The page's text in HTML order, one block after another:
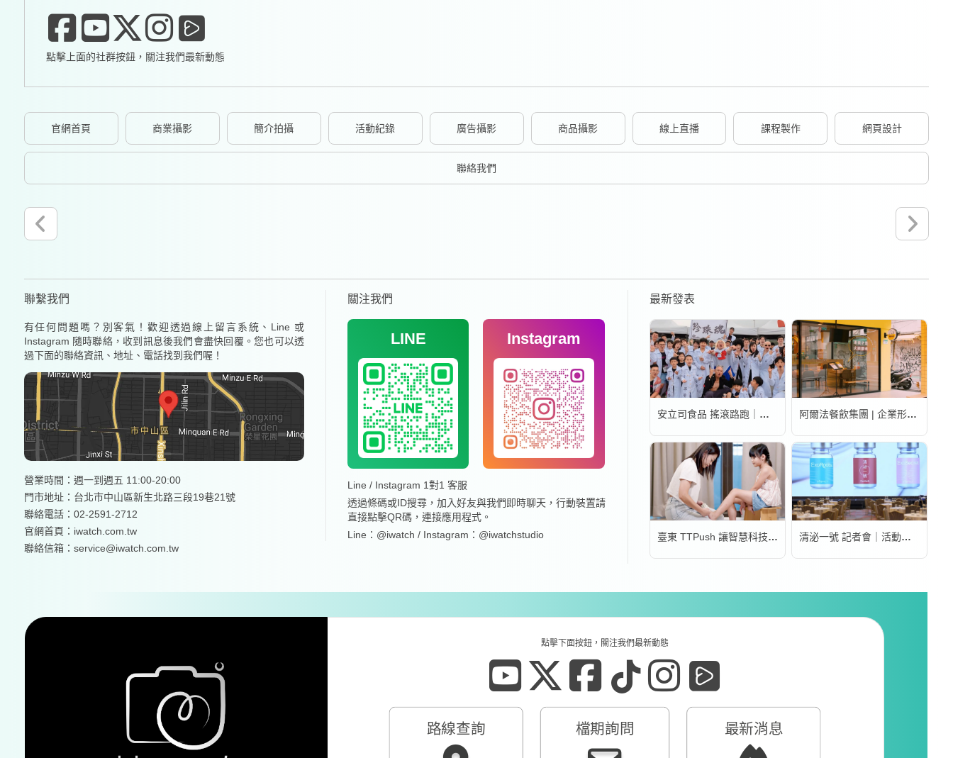
點擊上面的社群按鈕，關注我們最新動態
官網首頁 商業攝影 簡介拍攝 活動紀錄 廣告攝影 商品攝影 線上直播 課程製作 網頁設計
聯絡我們
聯繫我們
有任何問題嗎？別客氣！歡迎透過線上留言系統、Line 或
Instagram 隨時聯絡，收到訊息後我們會盡快回覆。您也可以透
過下面的聯絡資訊、地址、電話找到我們喔！
營業時間：週一到週五 11:00-20:00
門市地址：台北市中山區新生北路三段19巷21號
聯絡電話：02-2591-2712
官網首頁： iwatch.com.tw
聯絡信箱：service@iwatch.com.tw
關注我們
LINE Instagram
Line / Instagram 1對1 客服
透過條碼或ID搜尋，加入好友與我們即時聊天，行動裝置請
直接點擊QR碼，連接應用程式。
Line：@iwatch / Instagram：@iwatchstudio
最新發表
安立司食品 搖滾路跑｜活動錄影 阿爾法餐飲集團 | 企業形象宣傳片
臺東 TTPush 讓智慧科技更有溫度 | 形象影片 清泌一號 記者會｜活動錄影
點擊下面按鈕，關注我們最新動態
路線查詢 最新消息
檔期詢問